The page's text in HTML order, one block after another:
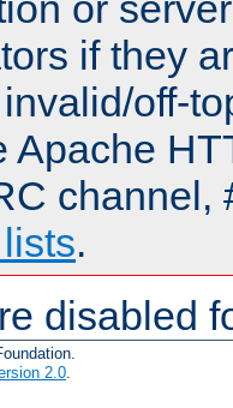
if they
off-
Apache
channel,
.
disabled
2.0